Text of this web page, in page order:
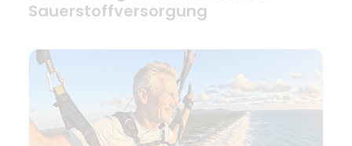
Sauerstoffversorgung